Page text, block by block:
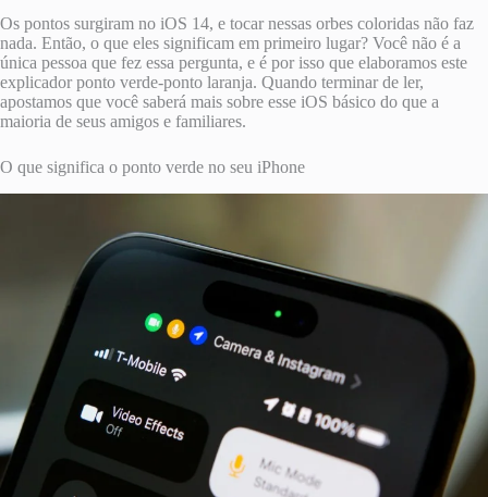
Os pontos surgiram no iOS 14, e tocar nessas orbes coloridas não faz
nada. Então, o que eles significam em primeiro lugar? Você não é a
única pessoa que fez essa pergunta, e é por isso que elaboramos este
explicador ponto verde-ponto laranja. Quando terminar de ler,
apostamos que você saberá mais sobre esse iOS básico do que a
maioria de seus amigos e familiares.
O que significa o ponto verde no seu iPhone